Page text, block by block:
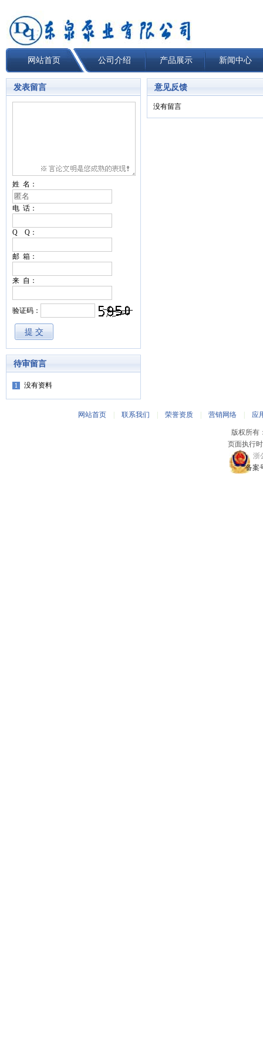
网站首页 公司介绍 产品展示 新闻中心
发表留言
姓 名：
电 话：
Q Q：
邮 箱：
来 自：
验证码：
待审留言
没有资料
意见反馈
没有留言
网站首页 联系我们 荣誉资质 营销网络 应
版权所
页面执行
浙
备案号